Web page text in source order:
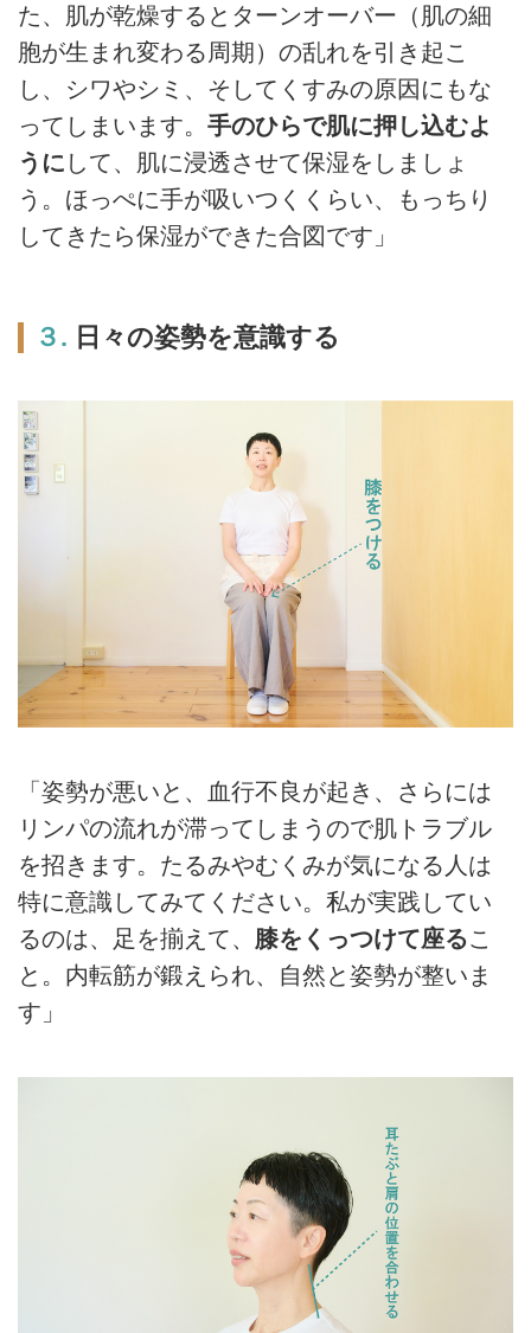
た、肌が乾燥するとターンオーバー（肌の細
胞が生まれ変わる周期）の乱れを引き起こ
し、シワやシミ、そしてくすみの原因にもな
ってしまいます。 手のひらで肌に押し込むよ
うに して、肌に浸透させて保湿をしましょ
う。ほっぺに手が吸いつくくらい、もっちり
してきたら保湿ができた合図です」
３. 日々の姿勢を意識する
「姿勢が悪いと、血行不良が起き、さらには
リンパの流れが滞ってしまうので肌トラブル
を招きます。たるみやむくみが気になる人は
特に意識してみてください。私が実践してい
るのは、足を揃えて、 膝をくっつけて座るこ
と。内転筋が鍛えられ、自然と姿勢が整いま
す」